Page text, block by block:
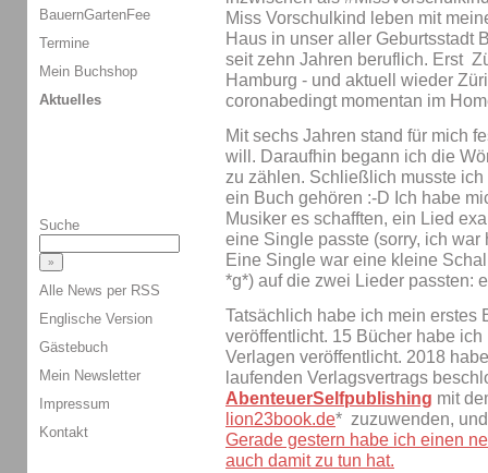
Miss Vorschulkind leben mit
Haus in unser aller Geburtsstadt
seit zehn Jahren beruflich. Erst
Hamburg - und aktuell wieder
coronabedingt momentan im
Mit sechs Jahren stand für mich
will. Daraufhin begann ich die
zu zählen. Schließlich musste
ein Buch gehören :-D Ich habe
Musiker es schafften, ein Lied
eine Single passte (sorry, ich
Eine Single war eine kleine
*g*) auf die zwei Lieder passten:
Tatsächlich habe ich mein erstes
veröffentlicht. 15 Bücher habe
Verlagen veröffentlicht. 2018
laufenden Verlagsvertrags
AbenteuerSelfpublishing mit
lion23book.de* zuzuwenden,
Gerade gestern habe ich einen
auch damit zu tun hat.
BauernGartenFee
Termine
Mein Buchshop
Aktuelles
Suche
Alle News per RSS
Englische Version
Gästebuch
Mein Newsletter
Impressum
Kontakt